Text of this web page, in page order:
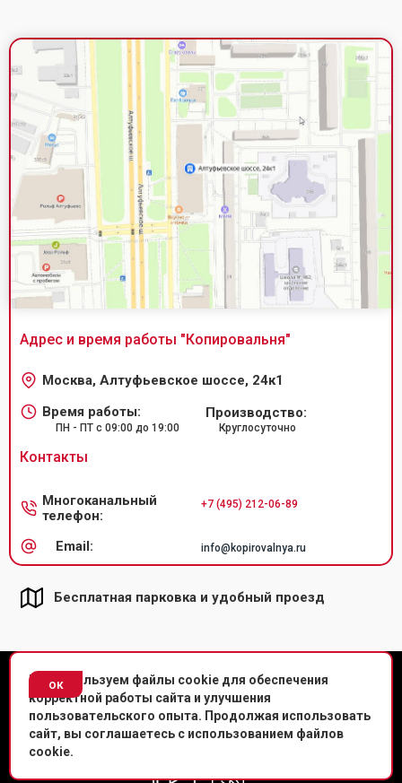
Адрес и время работы "Копировальня"
Москва, Алтуфьевское шоссе, 24к1
Время работы:
ПН - ПТ с 09:00 до 19:00
Производство:
Круглосуточно
Контакты
Многоканальный
телефон:
+7 (495) 212-06-89
Email: info@kopirovalnya.ru
Бесплатная парковка и удобный проезд
ок
Мы используем файлы cookie для обеспечения
корректной работы сайта и улучшения
пользовательского опыта. Продолжая использовать
сайт, вы соглашаетесь с использованием файлов
cookie.
© Копировальный центр «Копировальня» 2013-
Политика конфиденциальности
Мы в соц. сетях